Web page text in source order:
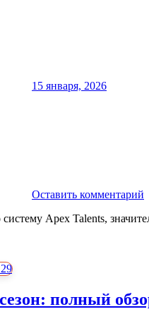
15 января, 2026
Оставить комментарий
Apex Talents,
полный